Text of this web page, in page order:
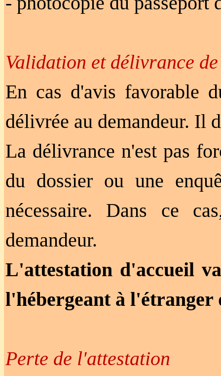
Validation et délivrance
En cas d'avis favorable
délivrée au demandeur. Il
La délivrance n'est pas
du dossier ou une
nécessaire. Dans ce
demandeur.
L'attestation d'accueil
l'hébergeant à
Perte de l'attestation